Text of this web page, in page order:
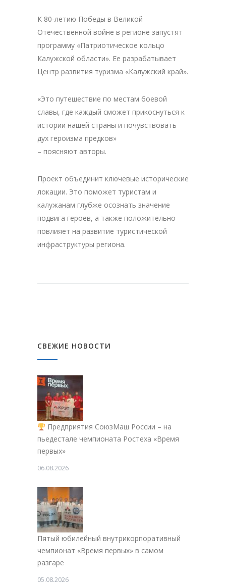
К 80-летию Победы в Великой
Отечественной войне в регионе запустят
программу «Патриотическое кольцо
Калужской области». Ее разрабатывает
Центр развития туризма «Калужский край».
«Это путешествие по местам боевой
славы, где каждый сможет прикоснуться к
истории нашей страны и почувствовать
дух героизма предков»
– поясняют авторы.
Проект объединит ключевые исторические
локации. Это поможет туристам и
калужанам глубже осознать значение
подвига героев, а также положительно
повлияет на развитие туристической
инфраструктуры региона.
СВЕЖИЕ НОВОСТИ
Предприятия СоюзМаш России – на
пьедестале чемпионата Ростеха «Время
первых»
06.08.2026
Пятый юбилейный внутрикорпоративный
чемпионат «Время первых» в самом
разгаре
05.08.2026